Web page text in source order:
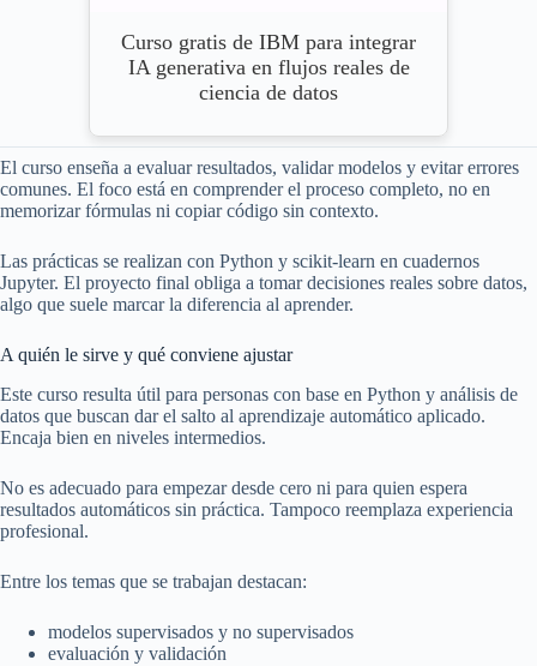
Curso gratis de IBM para integrar
IA generativa en flujos reales de
ciencia de datos
El curso enseña a evaluar resultados, validar modelos y evitar errores
comunes. El foco está en comprender el proceso completo, no en
memorizar fórmulas ni copiar código sin contexto.
Las prácticas se realizan con Python y scikit-learn en cuadernos
Jupyter. El proyecto final obliga a tomar decisiones reales sobre datos,
algo que suele marcar la diferencia al aprender.
A quién le sirve y qué conviene ajustar
Este curso resulta útil para personas con base en Python y análisis de
datos que buscan dar el salto al aprendizaje automático aplicado.
Encaja bien en niveles intermedios.
No es adecuado para empezar desde cero ni para quien espera
resultados automáticos sin práctica. Tampoco reemplaza experiencia
profesional.
Entre los temas que se trabajan destacan:
modelos supervisados y no supervisados
evaluación y validación